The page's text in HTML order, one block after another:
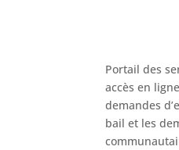
Portail des
accès en
demandes
bail et les